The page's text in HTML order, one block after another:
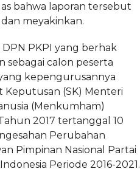
bahwa laporan tersebut
meyakinkan.
PKPI yang berhak
sebagai calon peserta
kepengurusannya
(SK) Menteri
(Menkumham)
Tahun 2017 tertanggal 10
Perubahan
Pimpinan Nasional Partai
Periode 2016-2021.